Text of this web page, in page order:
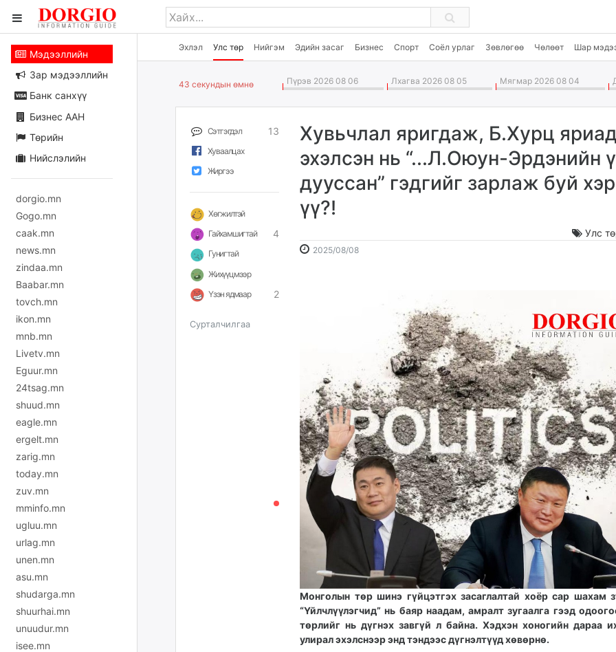
Эхлэл Улс төр Нийгэм Эдийн засаг Бизнес Спорт Соёл урлаг Зөвлөгөө Чөлөөт Шар
Мэдээллийн
Зар мэдээллийн
Банк санхүү
Бизнес ААН
Төрийн
Нийслэлийн
dorgio.mn
Gogo.mn
caak.mn
news.mn
zindaa.mn
Baabar.mn
tovch.mn
ikon.mn
mnb.mn
Livetv.mn
Eguur.mn
24tsag.mn
shuud.mn
eagle.mn
ergelt.mn
zarig.mn
today.mn
zuv.mn
mminfo.mn
ugluu.mn
urlag.mn
unen.mn
asu.mn
shudarga.mn
shuurhai.mn
unuudur.mn
isee.mn
43 секундын өмнө Пүрэв 2026 08 06 Лхагва 2026 08 05 Мягмар 2026 08 04
Сэтгэгдэл 13
Хуваалцах
Жиргээ
Хөгжилтэй
Гайхамшигтай
4
Гунигтай
Жихүүцмээр
Үзэн ядмаар
2
Сурталчилгаа
Хувьчлал яригдаж, Б.Хурц яриад
эхэлсэн нь “...Л.Оюун-Эрдэнийн
дууссан” гэдгийг зарлаж буй
үү?!
Улс
2025/08/082025-
2026-
Монголын төр шинэ гүйцэтгэх засаглалтай хоёр сар шахам
“Үйлчлүүлэгчид” нь баяр наадам, амралт зугаалга гээд
төрлийг нь дүгнэх завгүй л байна. Хэдхэн хоногийн дараа
улирал эхэлснээр энд тэндээс дүгнэлтүүд хөвөрнө.